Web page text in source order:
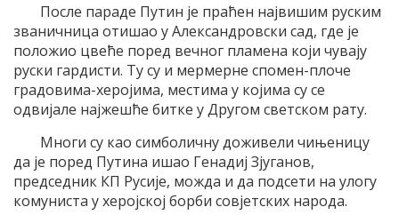
После параде Путин је праћен највишим руским
званичница отишао у Александровски сад, где је
положио цвеће поред вечног пламена који чувају
руски гардисти. Ту су и мермерне спомен-плоче
градовима-херојима, местима у којима су се
одвијале најжешће битке у Другом светском рату.
Многи су као симболичну доживели чињеницу
да је поред Путина ишао Генадиј Зјуганов,
председник КП Русије, можда и да подсети на улогу
комуниста у херојској борби совјетских народа.